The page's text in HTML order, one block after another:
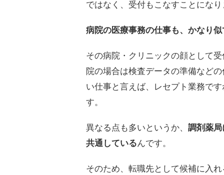
ではなく、受付もこなすことにな
病院の医療事務の仕事も、かなり
その病院・クリニックの顔として
院の場合は検査データの準備など
い仕事と言えば、レセプト業務で
す。
異なる点も多いというか、 調剤薬
共通しているんです。
そのため、転職先として候補に入